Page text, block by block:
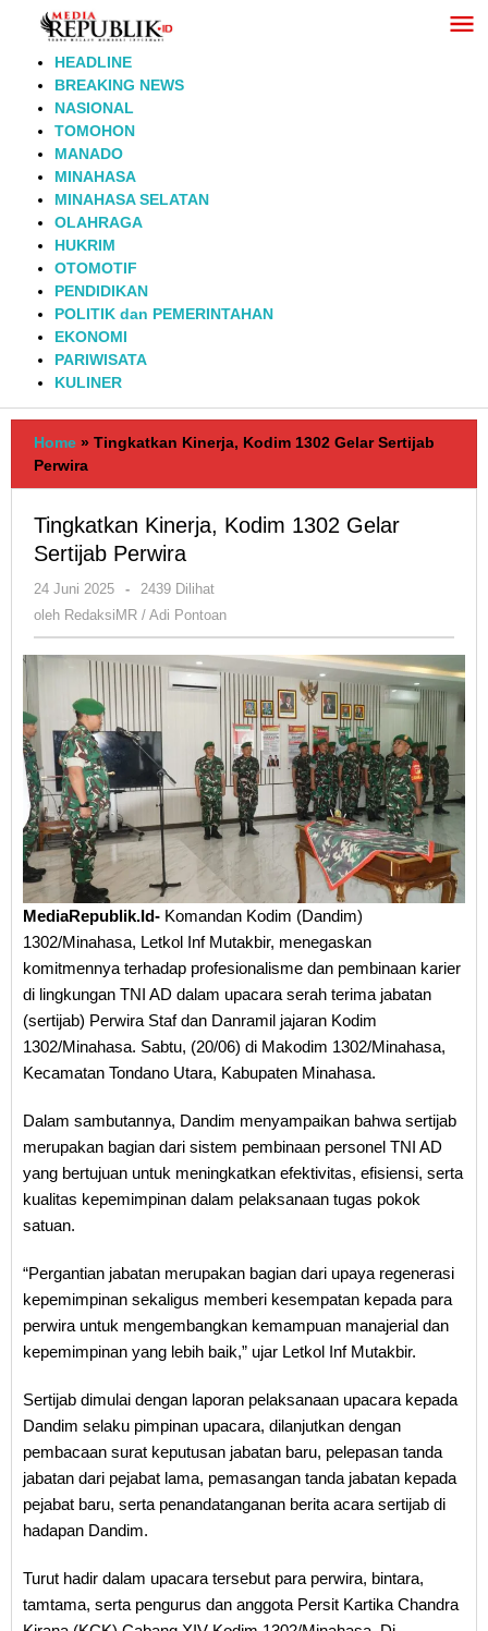
Lewati
HEADLINE
BREAKING NEWS
NASIONAL
TOMOHON
MANADO
MINAHASA
MINAHASA SELATAN
OLAHRAGA
HUKRIM
OTOMOTIF
PENDIDIKAN
POLITIK dan PEMERINTAHAN
EKONOMI
PARIWISATA
KULINER
Home » Tingkatkan Kinerja, Kodim 1302 Gelar Sertijab
Perwira
Tingkatkan Kinerja, Kodim 1302 Gelar
Sertijab Perwira
24 Juni 2025
oleh
RedaksiMR
Pontoan
-
2439 Dilihat
oleh RedaksiMR / Adi Pontoan
MediaRepublik.Id- Komandan Kodim (Dandim)
1302/Minahasa, Letkol Inf Mutakbir, menegaskan
komitmennya terhadap profesionalisme dan pembinaan karier
di lingkungan TNI AD dalam upacara serah terima jabatan
(sertijab) Perwira Staf dan Danramil jajaran Kodim
1302/Minahasa. Sabtu, (20/06) di Makodim 1302/Minahasa,
Kecamatan Tondano Utara, Kabupaten Minahasa.
Dalam sambutannya, Dandim menyampaikan bahwa sertijab
merupakan bagian dari sistem pembinaan personel TNI AD
yang bertujuan untuk meningkatkan efektivitas, efisiensi, serta
kualitas kepemimpinan dalam pelaksanaan tugas pokok
satuan.
“Pergantian jabatan merupakan bagian dari upaya regenerasi
kepemimpinan sekaligus memberi kesempatan kepada para
perwira untuk mengembangkan kemampuan manajerial dan
kepemimpinan yang lebih baik,” ujar Letkol Inf Mutakbir.
Sertijab dimulai dengan laporan pelaksanaan upacara kepada
Dandim selaku pimpinan upacara, dilanjutkan dengan
pembacaan surat keputusan jabatan baru, pelepasan tanda
jabatan dari pejabat lama, pemasangan tanda jabatan kepada
pejabat baru, serta penandatanganan berita acara sertijab di
hadapan Dandim.
Turut hadir dalam upacara tersebut para perwira, bintara,
tamtama, serta pengurus dan anggota Persit Kartika Chandra